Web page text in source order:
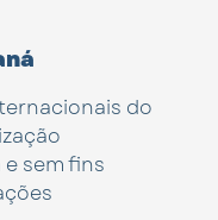
do
sem fins